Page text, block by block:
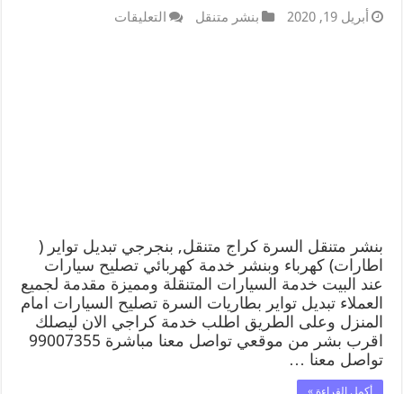
أبريل 19, 2020 بنشر متنقل التعليقات
بنشر متنقل السرة كراج متنقل, بنجرجي تبديل تواير (
اطارات) كهرباء وبنشر خدمة كهربائي تصليح سيارات
عند البيت خدمة السيارات المتنقلة ومميزة مقدمة لجميع
العملاء تبديل تواير بطاريات السرة تصليح السيارات امام
المنزل وعلى الطريق اطلب خدمة كراجي الان ليصلك
اقرب بشر من موقعي تواصل معنا مباشرة 99007355
تواصل معنا …
أكمل القراءة »